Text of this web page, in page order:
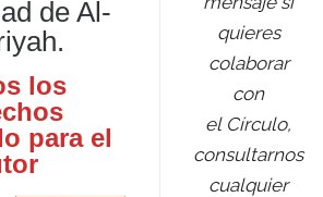
de Al-
los
para el
quieres
colaborar
con
el Círculo,
consultarnos
cualquier